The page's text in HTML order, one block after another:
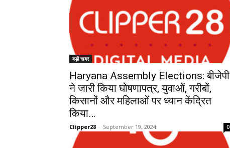
बड़ी खबर
Haryana Assembly Elections: बीजेपी
ने जारी किया घोषणापत्र, युवाओं, गरीबों,
किसानों और महिलाओं पर ध्यान केंद्रित
किया…
Clipper28 - September 19, 2024 0